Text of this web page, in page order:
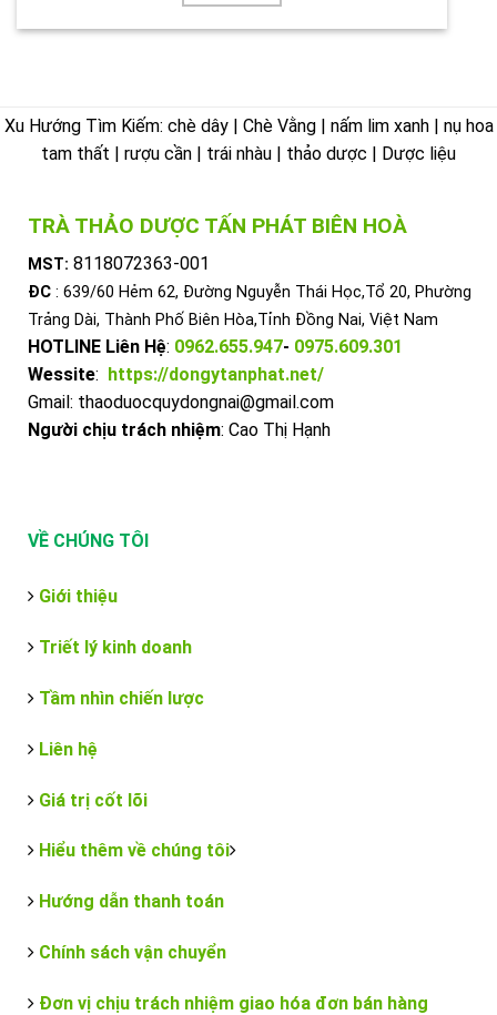
Xu Hướng Tìm Kiếm: chè dây | Chè Vằng | nấm lim xanh | nụ hoa
tam thất | rượu cần | trái nhàu | thảo dược | Dược liệu
TRÀ THẢO DƯỢC TẤN PHÁT BIÊN HOÀ
MST: 8118072363-001
ĐC : 639/60 Hẻm 62, Đường Nguyễn Thái Học,Tổ 20, Phường
Trảng Dài, Thành Phố Biên Hòa,Tỉnh Đồng Nai, Việt Nam
HOTLINE Liên Hệ: 0962.655.947- 0975.609.301
Wessite:
https://dongytanphat.net/
Gmail: thaoduocquydongnai@gmail.com
Người chịu trách nhiệm: Cao Thị Hạnh
VỀ CHÚNG TÔI
Giới thiệu
Triết lý kinh doanh
Tầm nhìn chiến lược
Liên hệ
Giá trị cốt lõi
Hiểu thêm về chúng tôi
Hướng dẫn thanh toán
Chính sách vận chuyển
Đơn vị chịu trách nhiệm giao hóa đơn bán hàng